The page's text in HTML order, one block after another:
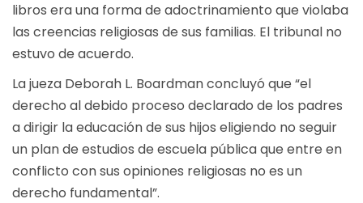
libros era una forma de adoctrinamiento que violaba
las creencias religiosas de sus familias. El tribunal no
estuvo de acuerdo.
La jueza Deborah L. Boardman concluyó que “el
derecho al debido proceso declarado de los padres
a dirigir la educación de sus hijos eligiendo no seguir
un plan de estudios de escuela pública que entre en
conflicto con sus opiniones religiosas no es un
derecho fundamental”.